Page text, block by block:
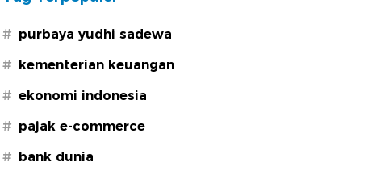
# purbaya yudhi sadewa
# kementerian keuangan
# ekonomi indonesia
# pajak e-commerce
# bank dunia